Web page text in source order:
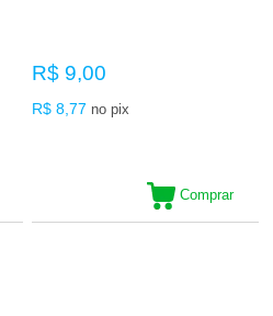
R$ 9,00
R$ 8,77 no pix
Comprar